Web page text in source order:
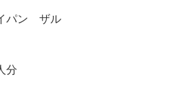
パン ザル
分